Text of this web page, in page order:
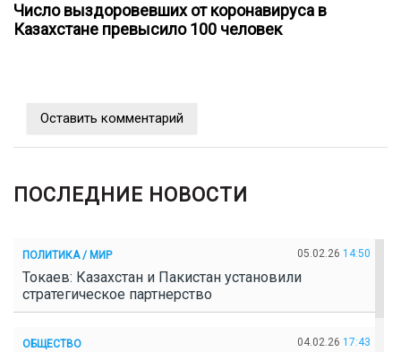
Число выздоровевших от коронавируса в
Казахстане превысило 100 человек
Оставить комментарий
ПОСЛЕДНИЕ НОВОСТИ
ПОЛИТИКА / МИР 05.02.26 14:50
Токаев: Казахстан и Пакистан установили
стратегическое партнерство
ОБЩЕСТВО 04.02.26 17:43